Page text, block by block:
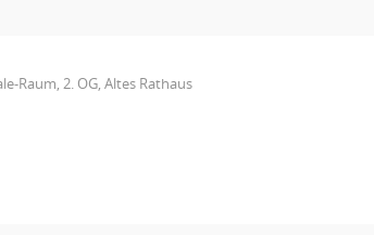
Raum, 2. OG, Altes Rathaus